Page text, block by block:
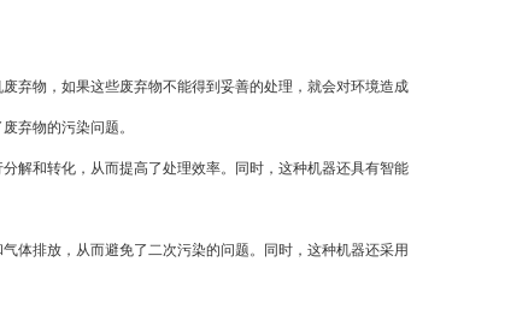
物，如果这些废弃物不能得到妥善的处理，就会对环境造成
弃物的污染问题。
和转化，从而提高了处理效率。同时，这种机器还具有智能
排放，从而避免了二次污染的问题。同时，这种机器还采用